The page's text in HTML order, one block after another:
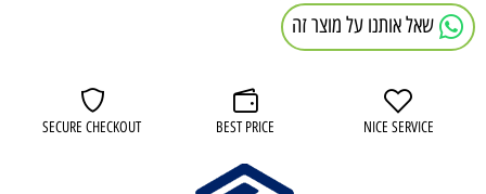
שאל אותנו על מוצר זה
NICE SERVICE
BEST PRICE
SECURE CHECKOUT